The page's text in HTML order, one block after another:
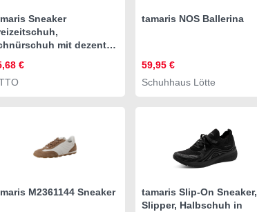
Sneaker
mit dezenten
€
tamaris NOS Ballerina
59,95 €
Schuhhaus Lötte
M2361144 Sneaker
tamaris Slip-On Sneaker,
Slipper, Halbschuh in